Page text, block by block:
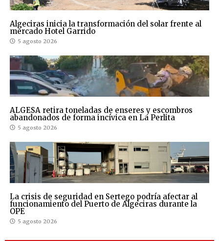
Algeciras inicia la transformación del solar frente al
mercado Hotel Garrido
5 agosto 2026
ALGESA retira toneladas de enseres y escombros
abandonados de forma incívica en La Perlita
5 agosto 2026
La crisis de seguridad en Sertego podría afectar al
funcionamiento del Puerto de Algeciras durante la
OPE
5 agosto 2026